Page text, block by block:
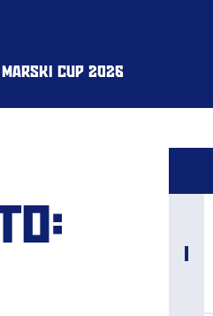
MARSKI CUP 2026